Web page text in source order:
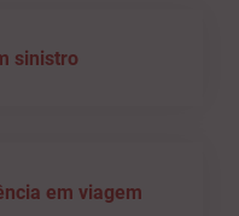
sinistro
em viagem